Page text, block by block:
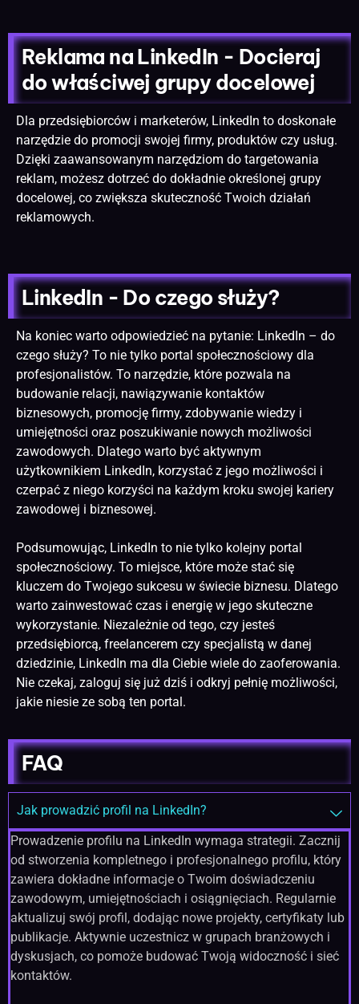
Reklama na LinkedIn - Docieraj
do właściwej grupy docelowej
Dla przedsiębiorców i marketerów, LinkedIn to doskonałe
narzędzie do promocji swojej firmy, produktów czy usług.
Dzięki zaawansowanym narzędziom do targetowania
reklam, możesz dotrzeć do dokładnie określonej grupy
docelowej, co zwiększa skuteczność Twoich działań
reklamowych.
LinkedIn - Do czego służy?
Na koniec warto odpowiedzieć na pytanie: LinkedIn – do
czego służy? To nie tylko portal społecznościowy dla
profesjonalistów. To narzędzie, które pozwala na
budowanie relacji, nawiązywanie kontaktów
biznesowych, promocję firmy, zdobywanie wiedzy i
umiejętności oraz poszukiwanie nowych możliwości
zawodowych. Dlatego warto być aktywnym
użytkownikiem LinkedIn, korzystać z jego możliwości i
czerpać z niego korzyści na każdym kroku swojej kariery
zawodowej i biznesowej.
Podsumowując, LinkedIn to nie tylko kolejny portal
społecznościowy. To miejsce, które może stać się
kluczem do Twojego sukcesu w świecie biznesu. Dlatego
warto zainwestować czas i energię w jego skuteczne
wykorzystanie. Niezależnie od tego, czy jesteś
przedsiębiorcą, freelancerem czy specjalistą w danej
dziedzinie, LinkedIn ma dla Ciebie wiele do zaoferowania.
Nie czekaj, zaloguj się już dziś i odkryj pełnię możliwości,
jakie niesie ze sobą ten portal.
FAQ
Jak prowadzić profil na LinkedIn?
Prowadzenie profilu na LinkedIn wymaga strategii. Zacznij
od stworzenia kompletnego i profesjonalnego profilu, który
zawiera dokładne informacje o Twoim doświadczeniu
zawodowym, umiejętnościach i osiągnięciach. Regularnie
aktualizuj swój profil, dodając nowe projekty, certyfikaty lub
publikacje. Aktywnie uczestnicz w grupach branżowych i
dyskusjach, co pomoże budować Twoją widoczność i sieć
kontaktów.